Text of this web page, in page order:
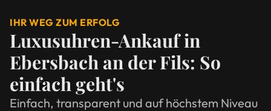
IHR WEG ZUM ERFOLG
Luxusuhren-Ankauf in
Ebersbach an der Fils: So
einfach geht's
Einfach, transparent und auf höchstem Niveau